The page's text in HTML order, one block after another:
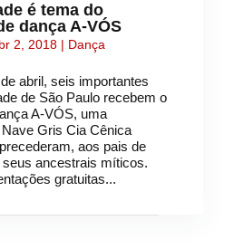
é tema do
dança A-VÓS
2, 2018| Dança
abril, seis importantes
de São Paulo recebem o
A-VÓS, uma
Gris Cia Cênica
aos pais de
ancestrais míticos.
gratuitas...